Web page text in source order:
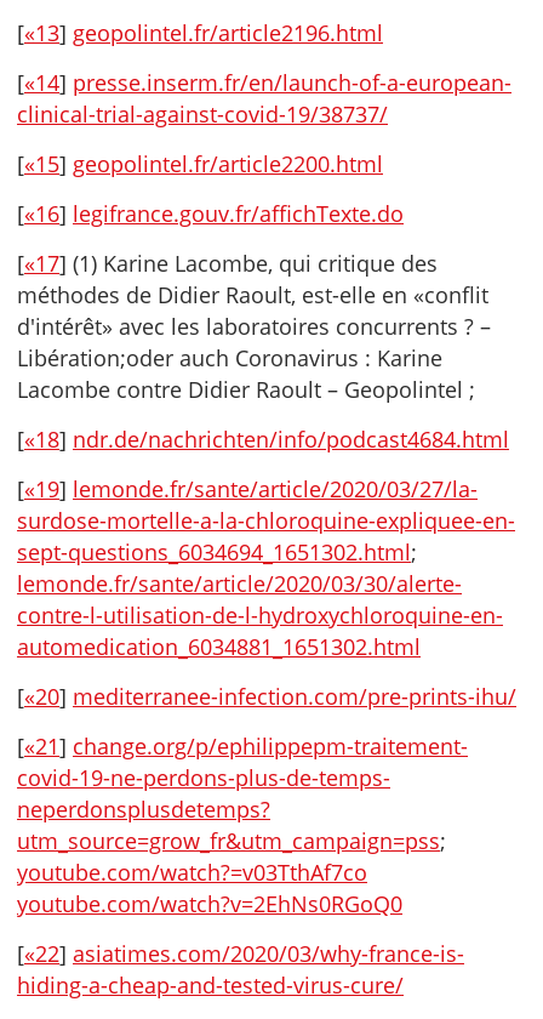
[«13] geopolintel.fr/article2196.html
[«14] presse.inserm.fr/en/launch-of-a-european-
clinical-trial-against-covid-19/38737/
[«15] geopolintel.fr/article2200.html
[«16] legifrance.gouv.fr/affichTexte.do
[«17] (1) Karine Lacombe, qui critique des
méthodes de Didier Raoult, est-elle en «conflit
d'intérêt» avec les laboratoires concurrents ? –
Libération;oder auch Coronavirus : Karine
Lacombe contre Didier Raoult – Geopolintel ;
[«18] ndr.de/nachrichten/info/podcast4684.html
[«19] lemonde.fr/sante/article/2020/03/27/la-
surdose-mortelle-a-la-chloroquine-expliquee-en-
sept-questions_6034694_1651302.html;
lemonde.fr/sante/article/2020/03/30/alerte-
contre-l-utilisation-de-l-hydroxychloroquine-en-
automedication_6034881_1651302.html
[«20] mediterranee-infection.com/pre-prints-ihu/
[«21] change.org/p/ephilippepm-traitement-
covid-19-ne-perdons-plus-de-temps-
neperdonsplusdetemps?
utm_source=grow_fr&utm_campaign=pss;
youtube.com/watch?=v03TthAf7co
youtube.com/watch?v=2EhNs0RGoQ0
[«22] asiatimes.com/2020/03/why-france-is-
hiding-a-cheap-and-tested-virus-cure/